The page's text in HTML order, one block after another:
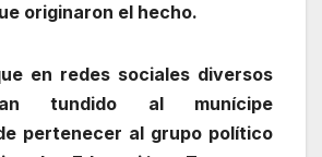
originaron el hecho.
en redes sociales diversos
tundido al munícipe
pertenecer al grupo político